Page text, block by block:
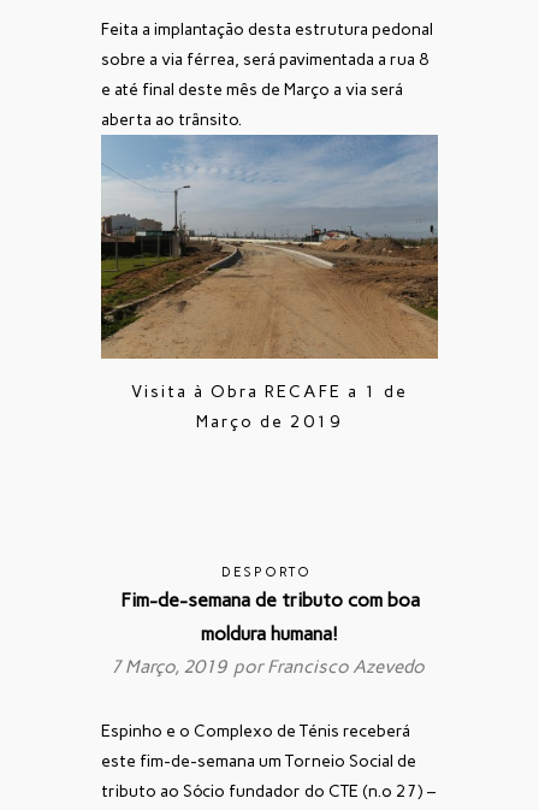
Feita a implantação desta estrutura pedonal
sobre a via férrea, será pavimentada a rua 8
e até final deste mês de Março a via será
aberta ao trânsito.
Visita à Obra RECAFE a 1 de
Março de 2019
DESPORTO
Fim-de-semana de tributo com boa
moldura humana!
7 Março, 2019 porFrancisco Azevedo
Espinho e o Complexo de Ténis receberá
este fim-de-semana um Torneio Social de
tributo ao Sócio fundador do CTE (n.º 27) –